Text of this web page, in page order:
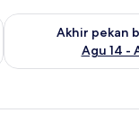
Agu 7 - Agu 9
Akhir pekan
Agu 14 -
Periksa